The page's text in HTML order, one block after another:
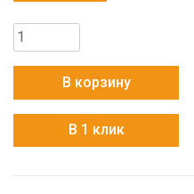
Количество
товара
RAK-
25RXE
В корзину
В 1 клик